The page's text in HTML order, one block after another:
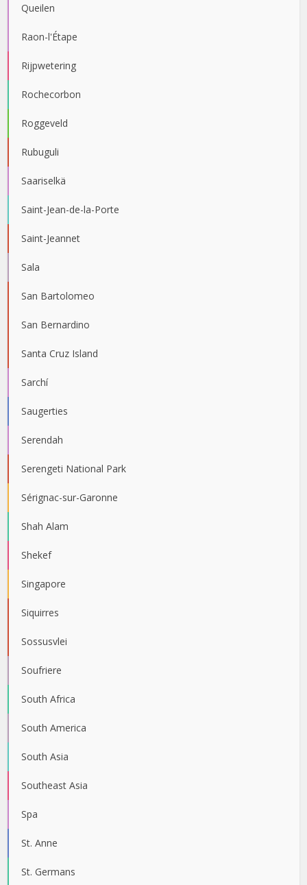
Queilen
Raon-l'Étape
Rijpwetering
Rochecorbon
Roggeveld
Rubuguli
Saariselkä
Saint-Jean-de-la-Porte
Saint-Jeannet
Sala
San Bartolomeo
San Bernardino
Santa Cruz Island
Sarchí
Saugerties
Serendah
Serengeti National Park
Sérignac-sur-Garonne
Shah Alam
Shekef
Singapore
Siquirres
Sossusvlei
Soufriere
South Africa
South America
South Asia
Southeast Asia
Spa
St. Anne
St. Germans